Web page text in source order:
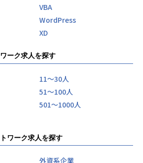
VBA
WordPress
XD
ーク求人を探す
11〜30人
51〜100人
501〜1000人
ワーク求人を探す
外資系企業